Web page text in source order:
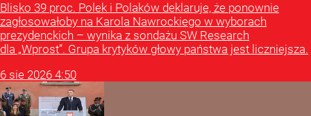
Blisko 39 proc. Polek i Polaków deklaruje, że ponownie
zagłosowałoby na Karola Nawrockiego w wyborach
prezydenckich – wynika z sondażu SW Research
dla „Wprost”. Grupa krytyków głowy państwa jest liczniejsza.
6 sie 2026 4:50